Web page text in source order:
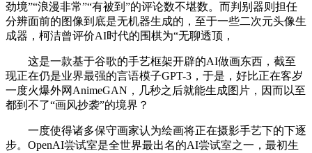
劲境”“浪漫非常”“有被到”的评论数不堪数。而判别器则担任
分辨面前的图像到底是无机器生成的，至于一些二次元头像生
成器，柯洁曾评价AI时代的围棋为“无聊透顶，
这是一款基于谷歌的手艺框架开辟的AI做画东西，截至
现正在仍是业界最强的言语模子GPT-3，于是，好比正在客岁
一度火爆外网AnimeGAN，几秒之后就能生成图片，因而以至
都到不了“画风抄袭”的境界？
一度使得诸多保守画家认为绘画将正在摄影手艺下的下逐
步。OpenAI尝试室是全世界最出名的AI尝试室之一，最初生